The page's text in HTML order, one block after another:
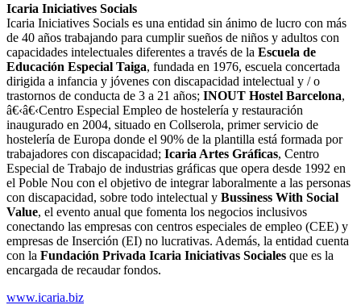
Icaria Iniciatives Socials
Icaria Iniciatives Socials es una entidad sin ánimo de lucro con más
de 40 años trabajando para cumplir sueños de niños y adultos con
capacidades intelectuales diferentes a través de la Escuela de
Educación Especial Taiga, fundada en 1976, escuela concertada
dirigida a infancia y jóvenes con discapacidad intelectual y / o
trastornos de conducta de 3 a 21 años; INOUT Hostel Barcelona,
â€‹â€‹Centro Especial Empleo de hostelería y restauración
inaugurado en 2004, situado en Collserola, primer servicio de
hostelería de Europa donde el 90% de la plantilla está formada por
trabajadores con discapacidad; Icaria Artes Gráficas, Centro
Especial de Trabajo de industrias gráficas que opera desde 1992 en
el Poble Nou con el objetivo de integrar laboralmente a las personas
con discapacidad, sobre todo intelectual y Bussiness With Social
Value, el evento anual que fomenta los negocios inclusivos
conectando las empresas con centros especiales de empleo (CEE) y
empresas de Inserción (EI) no lucrativas. Además, la entidad cuenta
con la Fundación Privada Icaria Iniciativas Sociales que es la
encargada de recaudar fondos.
www.icaria.biz